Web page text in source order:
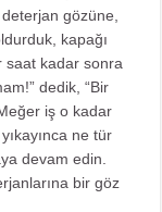
gözüne,
kapağı
saat kadar sonra
dedik, “Bir
iş o kadar
ne tür
devam edin.
bir göz